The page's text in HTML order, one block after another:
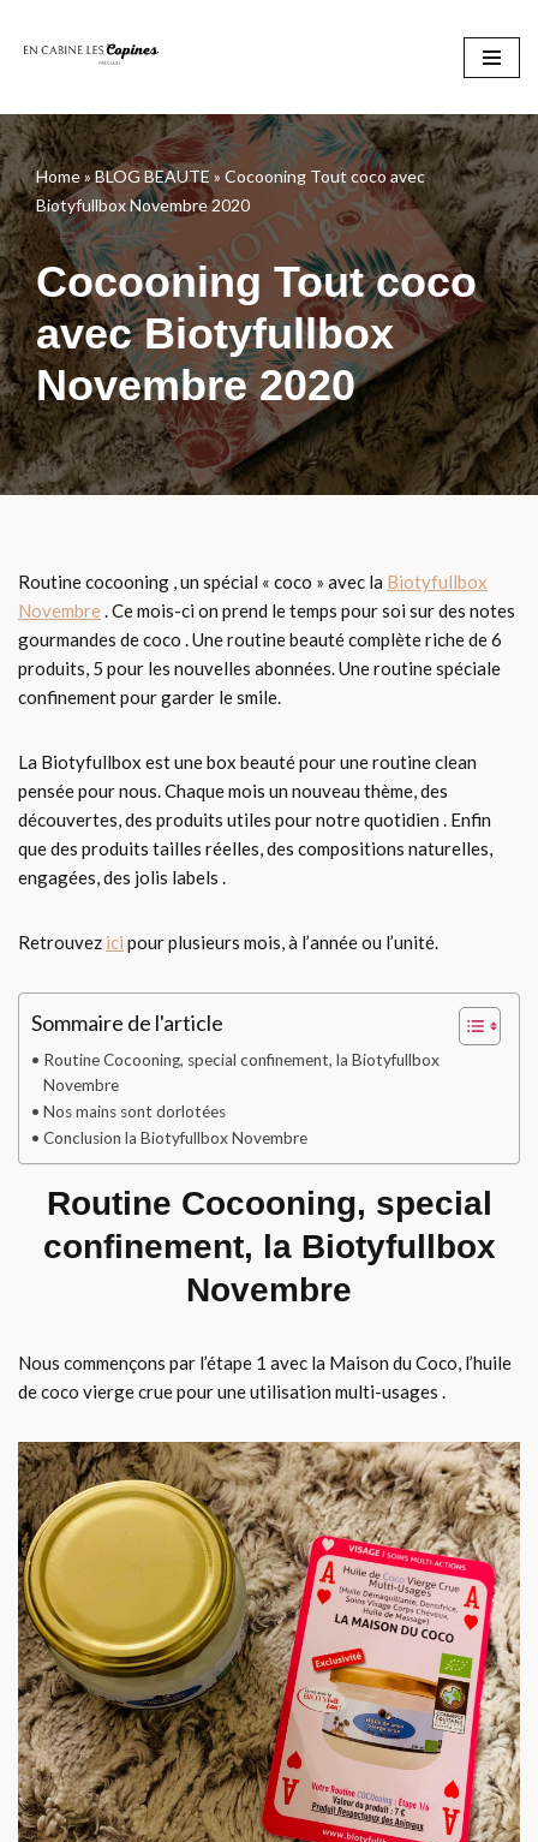
contenu
Home»BLOG BEAUTE » Cocooning Tout coco avec
Biotyfullbox Novembre 2020
Cocooning Tout coco
avec Biotyfullbox
Novembre 2020
Routine cocooning , un spécial « coco » avec la Biotyfullbox
Novembre . Ce mois-ci on prend le temps pour soi sur des notes
gourmandes de coco . Une routine beauté complète riche de 6
produits, 5 pour les nouvelles abonnées. Une routine spéciale
confinement pour garder le smile.
La Biotyfullbox est une box beauté pour une routine clean
pensée pour nous. Chaque mois un nouveau thème, des
découvertes, des produits utiles pour notre quotidien . Enfin
que des produits tailles réelles, des compositions naturelles,
engagées, des jolis labels .
Retrouvez ici pour plusieurs mois, à l’année ou l’unité.
Sommaire de l'article
Routine Cocooning, special confinement, la Biotyfullbox
Novembre
Nos mains sont dorlotées
Conclusion la Biotyfullbox Novembre
Routine Cocooning, special
confinement, la Biotyfullbox
Novembre
Nous commençons par l’étape 1 avec la Maison du Coco, l’huile
de coco vierge crue pour une utilisation multi-usages .